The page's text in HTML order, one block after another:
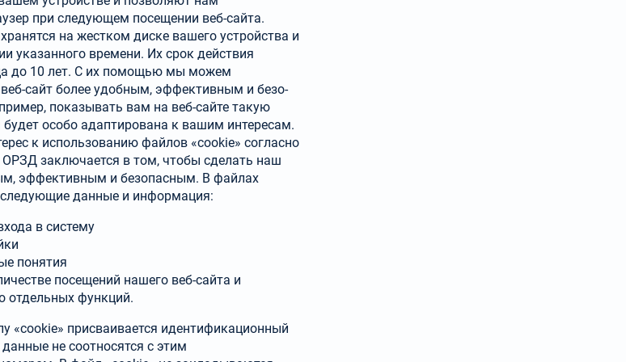
при следующем посещении веб-сайта.
на жестком диске вашего устройства и
указанного времени. Их срок действия
до 10 лет. С их помощью мы можем
сайт более удобным, эффективным и безо­
показывать вам на веб-сайте такую
особо адапти­рована к вашим интересам.
к использованию файлов «cookie» согласно
ОРЗД заключается в том, чтобы сделать наш
эффективным и безопасным. В файлах
следующие данные и информация:
в систему
понятия
посещений нашего веб-сайта и
отдельных функций.
«cookie» присваивается идентификационный
не соотносятся с этим